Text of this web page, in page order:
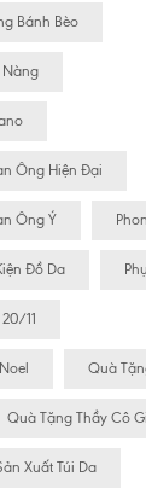
Bánh Bèo
Nàng
Ông Hiện Đại
Ông Ý
Đồ Da
11
Quà
Quà Tặng Thầy Cô
Xuất Túi Da